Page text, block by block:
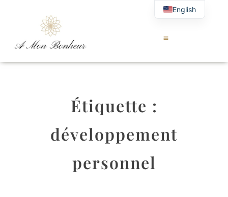
Étiquette :
développement
personnel
English